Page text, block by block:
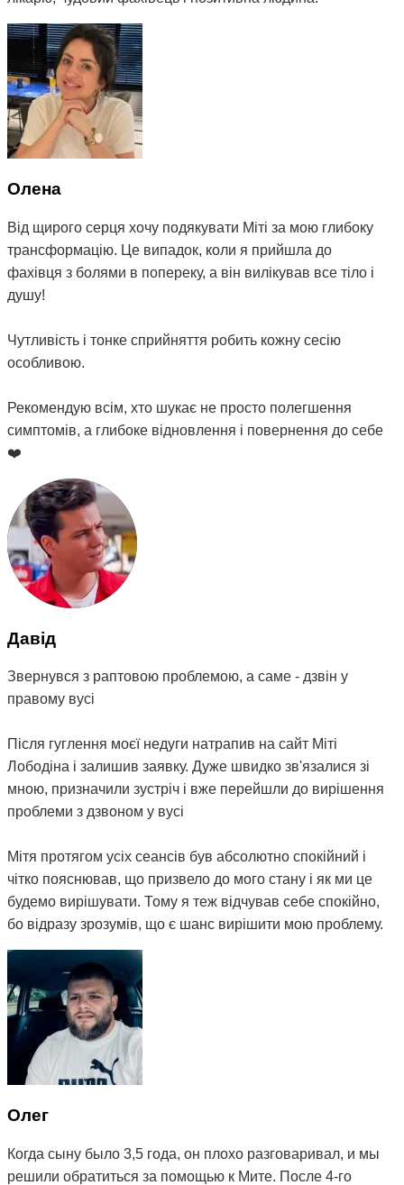
Олена
Від щирого серця хочу подякувати Міті за мою глибоку
трансформацію. Це випадок, коли я прийшла до
фахівця з болями в попереку, а він вилікував все тіло і
душу!
Чутливість і тонке сприйняття робить кожну сесію
особливою.
Рекомендую всім, хто шукає не просто полегшення
симптомів, а глибоке відновлення і повернення до себе
❤️
Давід
Звернувся з раптовою проблемою, а саме - дзвін у
правому вусі
Після гуглення моєї недуги натрапив на сайт Міті
Лободіна і залишив заявку. Дуже швидко зв'язалися зі
мною, призначили зустріч і вже перейшли до вирішення
проблеми з дзвоном у вусі
Мітя протягом усіх сеансів був абсолютно спокійний і
чітко пояснював, що призвело до мого стану і як ми це
будемо вирішувати. Тому я теж відчував себе спокійно,
бо відразу зрозумів, що є шанс вирішити мою проблему.
На даний момент після двох сеансів терапії, а також
щоденних вправ, призначених мені Мітею, мій стан
покращився, зник біль у шиї та плечах, і найголовніше -
дзвін став набагато тихішим, а іноді зовсім стихає. Тому
я можу рекомендувати остеопата Мітю, бо з усього
ланцюжка людей, до яких я звертався з моєю
проблемою, це перша і єдина людина, яка мені реально
Олег
Когда сыну было 3,5 года, он плохо разговаривал, и мы
решили обратиться за помощью к Мите. После 4-го